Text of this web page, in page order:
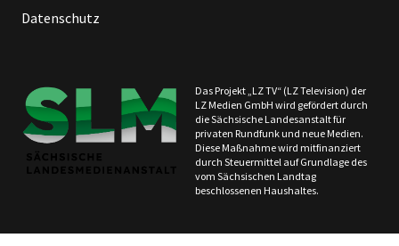
Datenschutz
Das Projekt „LZ TV“ (LZ Television) der
LZ Medien GmbH wird gefördert durch
die Sächsische Landesanstalt für
privaten Rundfunk und neue Medien.
Diese Maßnahme wird mitfinanziert
durch Steuermittel auf Grundlage des
vom Sächsischen Landtag
beschlossenen Haushaltes.